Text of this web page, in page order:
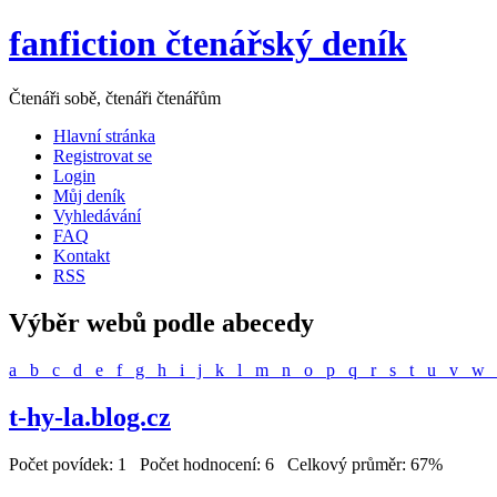
fanfiction čtenářský deník
Čtenáři sobě, čtenáři čtenářům
Hlavní stránka
Registrovat se
Login
Můj deník
Vyhledávání
FAQ
Kontakt
RSS
Výběr webů podle abecedy
a b c d e f g h i j k l m n o p q r s t u v w
t-hy-la.blog.cz
Počet povídek: 1 Počet hodnocení: 6 Celkový průměr: 67%